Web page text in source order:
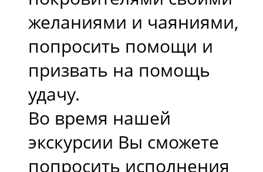
желаниями и чаяниями,
попросить помощи и
призвать на помощь
удачу.
Во время нашей
экскурсии Вы сможете
попросить исполнения